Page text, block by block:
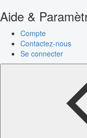
Aide &
Compte
Contactez-nous
Se connecter